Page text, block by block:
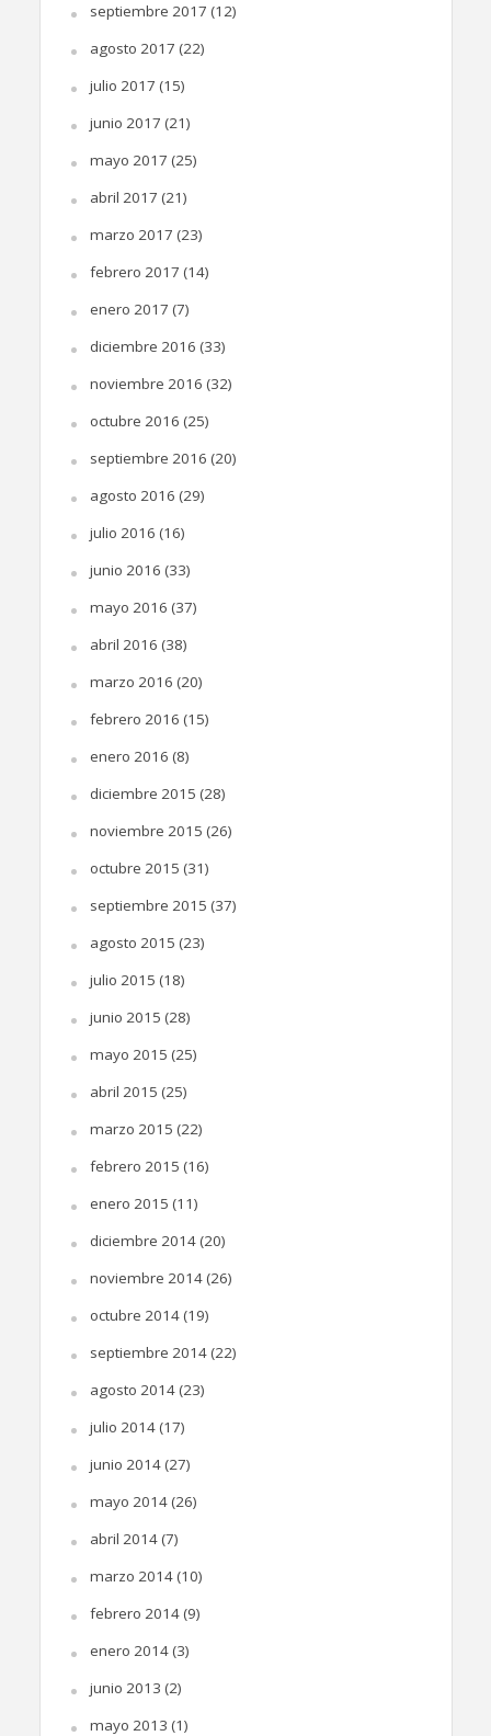
septiembre 2017 (12)
agosto 2017 (22)
julio 2017 (15)
junio 2017 (21)
mayo 2017 (25)
abril 2017 (21)
marzo 2017 (23)
febrero 2017 (14)
enero 2017 (7)
diciembre 2016 (33)
noviembre 2016 (32)
octubre 2016 (25)
septiembre 2016 (20)
agosto 2016 (29)
julio 2016 (16)
junio 2016 (33)
mayo 2016 (37)
abril 2016 (38)
marzo 2016 (20)
febrero 2016 (15)
enero 2016 (8)
diciembre 2015 (28)
noviembre 2015 (26)
octubre 2015 (31)
septiembre 2015 (37)
agosto 2015 (23)
julio 2015 (18)
junio 2015 (28)
mayo 2015 (25)
abril 2015 (25)
marzo 2015 (22)
febrero 2015 (16)
enero 2015 (11)
diciembre 2014(20)
noviembre 2014(26)
octubre 2014(19)
septiembre 2014(22)
agosto 2014(23)
julio 2014(17)
junio 2014(27)
mayo 2014(26)
abril 2014(7)
marzo 2014(10)
febrero 2014(9)
enero 2014(3)
junio 2013 (2)
mayo 2013 (1)